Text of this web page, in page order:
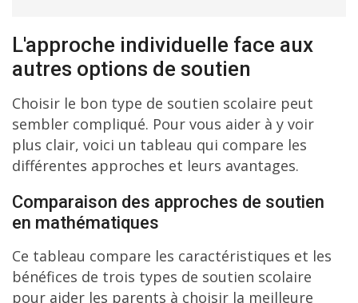
L'approche individuelle face aux
autres options de soutien
Choisir le bon type de soutien scolaire peut
sembler compliqué. Pour vous aider à y voir
plus clair, voici un tableau qui compare les
différentes approches et leurs avantages.
Comparaison des approches de soutien
en mathématiques
Ce tableau compare les caractéristiques et les
bénéfices de trois types de soutien scolaire
pour aider les parents à choisir la meilleure